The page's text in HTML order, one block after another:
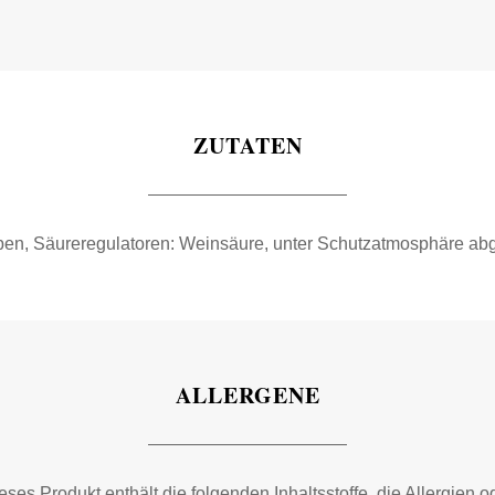
ZUTATEN
Säureregulatoren: Weinsäure, unter Schutzatmosphäre
ALLERGENE